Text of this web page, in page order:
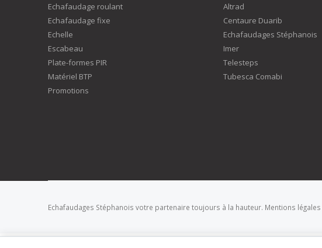
Echafaudage roulant
Echafaudage fixe
Echelle
Escabeau
Plate-formes PIR
Matériel BTP
Promotions
Altrad
Centaure Duarib
Echafaudages Stéphanois
Imer
Telesteps
Tubesca Comabi
Echafaudages Stéphanois votre partenaire toujours à la hauteur. Mentions légales